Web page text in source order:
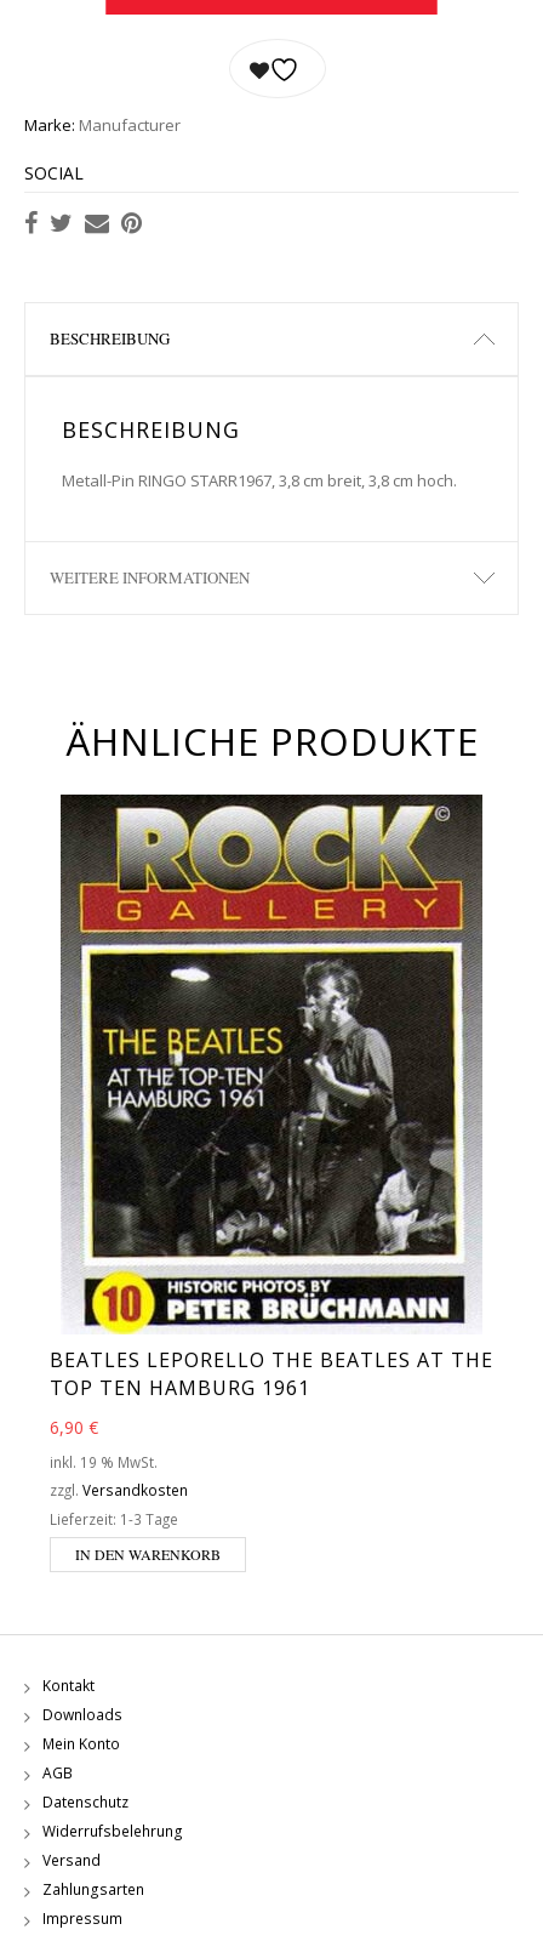
Marke: Manufacturer
SOCIAL
BESCHREIBUNG
BESCHREIBUNG
Metall-Pin RINGO STARR1967, 3,8 cm breit, 3,8 cm hoch.
WEITERE INFORMATIONEN
ÄHNLICHE PRODUKTE
BEATLES LEPORELLO THE BEATLES AT THE
TOP TEN HAMBURG 1961
6,90 €
inkl. 19 % MwSt.
zzgl. Versandkosten
Lieferzeit: 1-3 Tage
IN DEN WARENKORB
Kontakt
Downloads
Mein Konto
AGB
Datenschutz
Widerrufsbelehrung
Versand
Zahlungsarten
Impressum